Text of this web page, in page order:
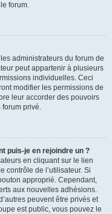
forum.
administrateurs du forum de
peut appartenir à plusieurs
individuelles. Ceci
modifier les permissions de
leur accorder des pouvoirs
privé.
puis-je en rejoindre un ?
en cliquant sur le lien
contrôle de l’utilisateur. Si
approprié. Cependant,
aux nouvelles adhésions.
peuvent être privés et
est public, vous pouvez le